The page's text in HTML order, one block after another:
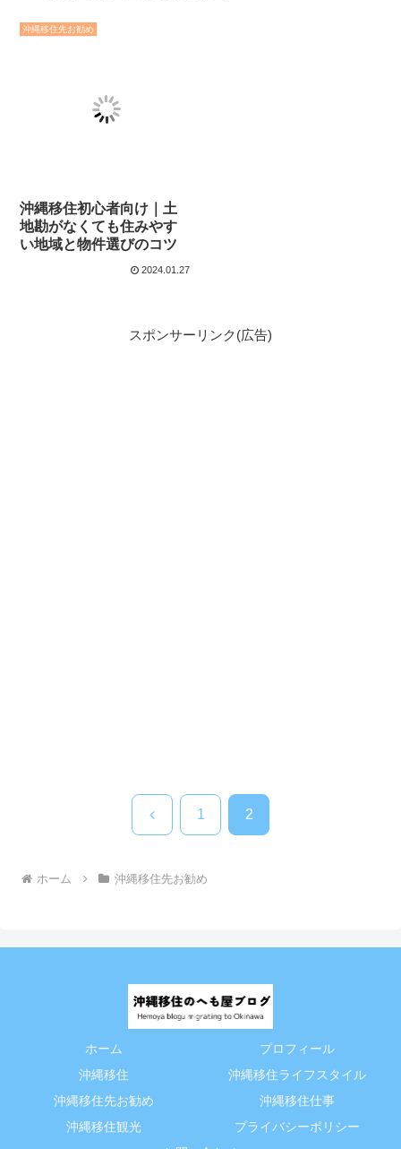
沖縄移住先お勧め
沖縄移住初心者向け｜土
地勘がなくても住みやす
い地域と物件選びのコツ
2024.01.27
スポンサーリンク(広告)
前 1 2
ホーム 沖縄移住先お勧め
ホーム
プロフィール
沖縄移住
沖縄移住ライフスタイル
沖縄移住先お勧め
沖縄移住仕事
沖縄移住観光
プライバシーポリシー